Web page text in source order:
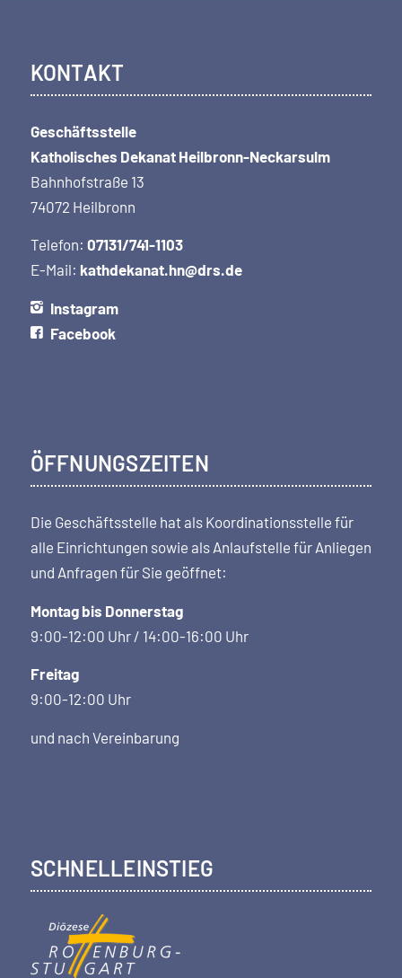
KONTAKT
Geschäftsstelle
Katholisches Dekanat Heilbronn-Neckarsulm
Bahnhofstraße 13
74072 Heilbronn
Telefon: 07131/741-1103
E-Mail: kathdekanat.hn@drs.de
Instagram
Facebook
ÖFFNUNGSZEITEN
Die Geschäftsstelle hat als Koordi­nations­stelle für
alle Einrichtungen sowie als Anlaufstelle für Anliegen
und Anfragen für Sie geöffnet:
Montag bis Donnerstag
9:00-12:00 Uhr / 14:00-16:00 Uhr
Freitag
9:00-12:00 Uhr
und nach Vereinbarung
SCHNELLEINSTIEG